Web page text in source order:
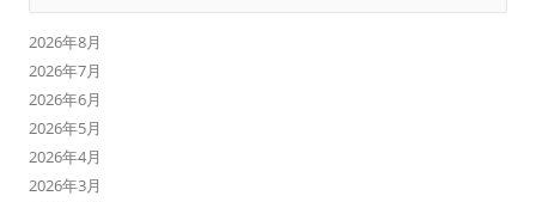
2026年8月
2026年7月
2026年6月
2026年5月
2026年4月
2026年3月